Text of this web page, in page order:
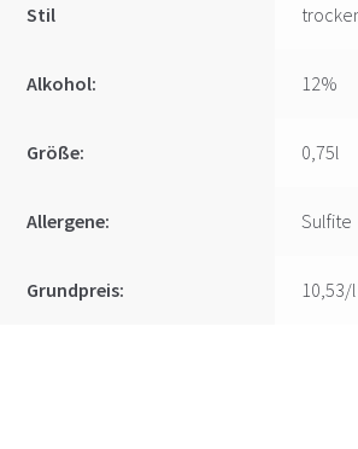
Stil
Alkohol: 12%
Größe: 0,75l
Allergene: Sulfite
Grundpreis: 10,53/l